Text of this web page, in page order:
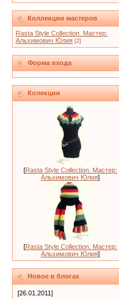
Коллекции мастеров
Rasta Style Collection. Мастер:
Альхимович Юлия [2]
Форма входа
Колекции
[Rasta Style Collection. Мастер:
Альхимович Юлия]
[Rasta Style Collection. Мастер:
Альхимович Юлия]
Новое в блогах
[26.01.2011]